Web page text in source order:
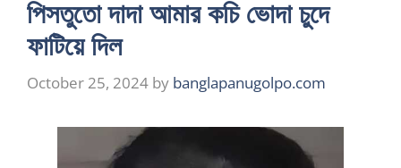
পিসতুতো দাদা আমার কচি ভোদা চুদে
ফাটিয়ে দিল
October 25, 2024 by banglapanugolpo.com